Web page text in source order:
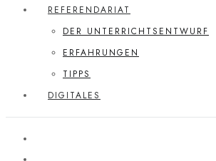
REFERENDARIAT
DER UNTERRICHTSENTWURF
ERFAHRUNGEN
TIPPS
DIGITALES